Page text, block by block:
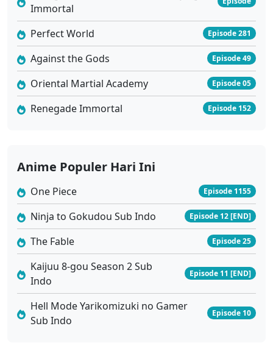
Immortal
Perfect World Episode 281
Against the Gods Episode 49
Oriental Martial Academy Episode 05
Renegade Immortal Episode 152
Anime Populer Hari Ini
One Piece Episode 1155
Ninja to Gokudou Sub Indo Episode 12 [END]
The Fable Episode 25
Kaijuu 8-gou Season 2 Sub
Indo
Episode 11 [END]
Hell Mode Yarikomizuki no Gamer
Sub Indo
Episode 10